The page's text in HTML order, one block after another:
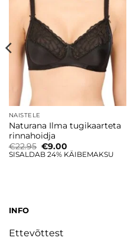
soovinimekirja
NAISTELE
Naturana Ilma tugikaarteta
rinnahoidja
€22.95 Algne
hind
€9.00Current
price
SISALDAB 24% KÄIBEMAKSU
INFO
Ettevõttest